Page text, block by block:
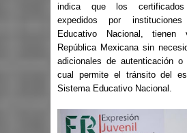
indica que los
expedidos por
Educativo Nacional,
República Mexicana sin
adicionales de autenticación o
cual permite el tránsito del
Sistema Educativo Nacional.